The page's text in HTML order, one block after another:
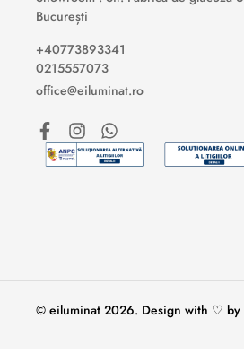
București
+40773893341
0215557073
office@eiluminat.ro
© eiluminat 2026. Design with ♡ by